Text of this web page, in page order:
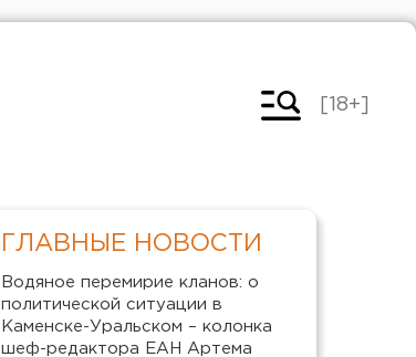
[18+]
ГЛАВНЫЕ НОВОСТИ
Водяное перемирие кланов: о
политической ситуации в
Каменске-Уральском – колонка
шеф-редактора ЕАН Артема